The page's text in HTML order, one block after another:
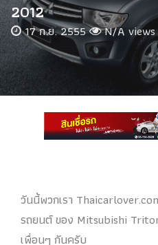
2012
17 ก.ย. 2555 N/A views
วันนี้พวกเรา
รถยนต์ ของ Mitsubishi
เพื่อนๆ กันครับ